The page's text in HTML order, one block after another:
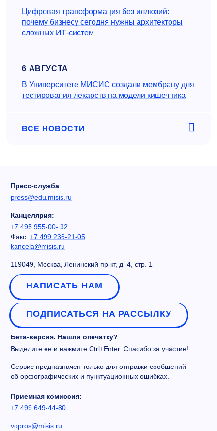
Цифровая трансформация без иллюзий:
почему бизнесу сегодня нужны архитекторы
сложных ИТ-систем
6 АВГУСТА
В Университете МИСИС создали мембрану для
тестирования лекарств на модели кишечника
ВСЕ НОВОСТИ
Пресс-служба
press@edu.misis.ru
Канцелярия:
+7 495 955-00- 32
Факс: +7 499 236-21-05
kancela@misis.ru
119049, Москва, Ленинский пр-кт, д. 4, стр. 1
НАПИСАТЬ НАМ
ПОДПИСАТЬСЯ НА РАССЫЛКУ
Бета-версия. Нашли опечатку?
Выделите ее и нажмите Ctrl+Enter. Спасибо за участие!
Сервис предназначен только для отправки сообщений
об орфографических и пунктуационных ошибках.
Приемная комиссия:
+7 499 649-44-80
vopros@misis.ru